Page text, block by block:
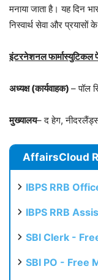
मनाया जाता है। यह दिन
निस्वार्थ सेवा और प्रयासों
इंटरनेशनल
अध्यक्ष(कार्यवाहक) – पॉल
मुख्यालय– द हेग,
AffairsCloud
IBPS RRB
IBPS RRB
SBI Clerk -
SBI PO - Free